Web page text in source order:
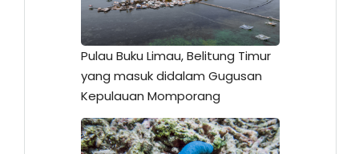
Pulau Buku Limau, Belitung Timur
yang masuk didalam Gugusan
Kepulauan Momporang